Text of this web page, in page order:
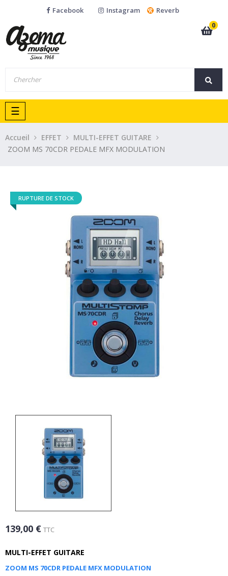
Facebook Instagram
Reverb
0
Basculer
la
navigation
☰
Accueil EFFET
MULTI-EFFET GUITARE
ZOOM MS 70CDR PEDALE MFX MODULATION
RUPTURE DE STOCK
139,00 € TTC
MULTI-EFFET GUITARE
ZOOM MS 70CDR PEDALE MFX MODULATION